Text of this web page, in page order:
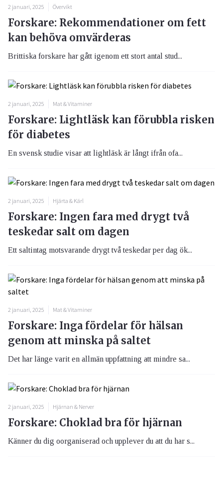
2 januari, 2025 Övervikt
Forskare: Rekommendationer om fett
kan behöva omvärderas
Brittiska forskare har gått igenom ett stort antal stud...
2 januari, 2025 Mat & Vitaminer
Forskare: Lightläsk kan förubbla risken
för diabetes
En svensk studie visar att lightläsk är långt ifrån ofa...
2 januari, 2025 Hjärta & Kärl
Forskare: Ingen fara med drygt två
teskedar salt om dagen
Ett saltintag motsvarande drygt två teskedar per dag ök...
2 januari, 2025 Mat & Vitaminer
Forskare: Inga fördelar för hälsan
genom att minska på saltet
Det har länge varit en allmän uppfattning att mindre sa...
2 januari, 2025 Hjärnan & Nerver
Forskare: Choklad bra för hjärnan
Känner du dig oorganiserad och upplever du att du har s...